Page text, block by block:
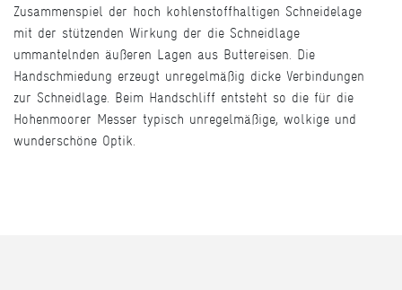
Zusammenspiel der hoch kohlenstoffhaltigen Schneidelage
mit der stützenden Wirkung der die Schneidlage
ummantelnden äußeren Lagen aus Buttereisen. Die
Handschmiedung erzeugt unregelmäßig dicke Verbindungen
zur Schneidlage. Beim Handschliff entsteht so die für die
Hohenmoorer Messer typisch unregelmäßige, wolkige und
wunderschöne Optik.